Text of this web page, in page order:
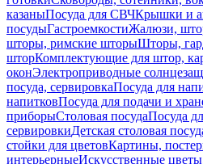
казаныПосуда для СВЧКрышки и
посудыГастроемкостиЖалюзи,
шторы, римские шторыШторы,
шторКомплектующие для штор,
оконЭлектроприводные
посуда, сервировкаПосуда для
напитковПосуда для подачи и
приборыСтоловая посудаПосуда
сервировкиДетская столовая
стойки для цветовКартины,
интерьерныеИскусственные